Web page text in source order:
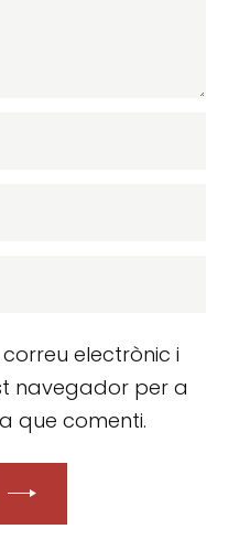
electrònic i
navegador per a
que comenti.